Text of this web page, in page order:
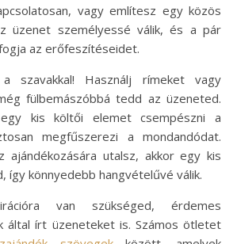
vagy említesz egy közös
üzenet személyessé válik, és a pár
az erőfeszítéseidet.
szavakkal! Használj rímeket vagy
fülbemászóbbá tedd az üzeneted.
kis költői elemet csempészni a
megfűszerezi a mondandódat.
ajándékozására utalsz, akkor egy kis
így könnyedebb hangvételűvé válik.
van szükséged, érdemes
által írt üzeneteket is. Számos ötletet